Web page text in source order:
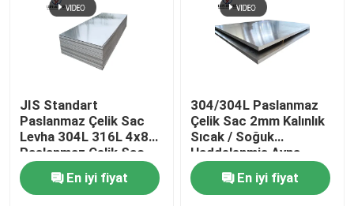
JIS Standart
Paslanmaz Çelik Sac
Levha 304L 316L 4x8
Paslanmaz Çelik Sac
En iyi fiyat
304/304L Paslanmaz
Çelik Sac 2mm Kalınlık
Sıcak / Soğuk
Haddelenmiş Ayna
En iyi fiyat